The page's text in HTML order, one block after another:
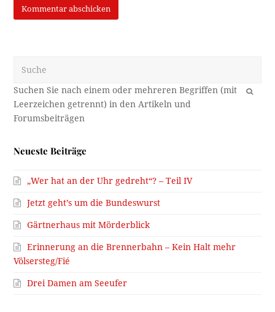
OK
Neueste Beiträge
„Wer hat an der Uhr gedreht“? – Teil IV
Jetzt geht’s um die Bundeswurst
Gärtnerhaus mit Mörderblick
Erinnerung an die Brennerbahn – Kein Halt mehr
Völsersteg/Fié
Drei Damen am Seeufer